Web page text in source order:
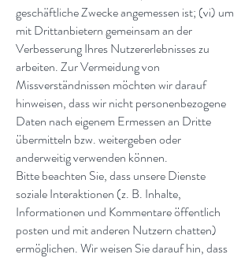
geschäftliche Zwecke angemessen ist; (vi) um
mit Drittanbietern gemeinsam an der
Verbesserung Ihres Nutzererlebnisses zu
arbeiten. Zur Vermeidung von
Missverständnissen möchten wir darauf
hinweisen, dass wir nicht personenbezogene
Daten nach eigenem Ermessen an Dritte
übermitteln bzw. weitergeben oder
anderweitig verwenden können.
Bitte beachten Sie, dass unsere Dienste
soziale Interaktionen (z. B. Inhalte,
Informationen und Kommentare öffentlich
posten und mit anderen Nutzern chatten)
ermöglichen. Wir weisen Sie darauf hin, dass